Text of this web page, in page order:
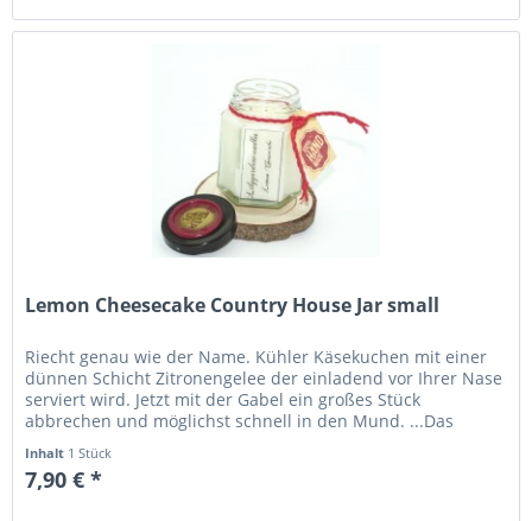
Lemon Cheesecake Country House Jar small
Riecht genau wie der Name. Kühler Käsekuchen mit einer
dünnen Schicht Zitronengelee der einladend vor Ihrer Nase
serviert wird. Jetzt mit der Gabel ein großes Stück
abbrechen und möglichst schnell in den Mund. ...Das
Inhalt 1 Stück
7,90 € *